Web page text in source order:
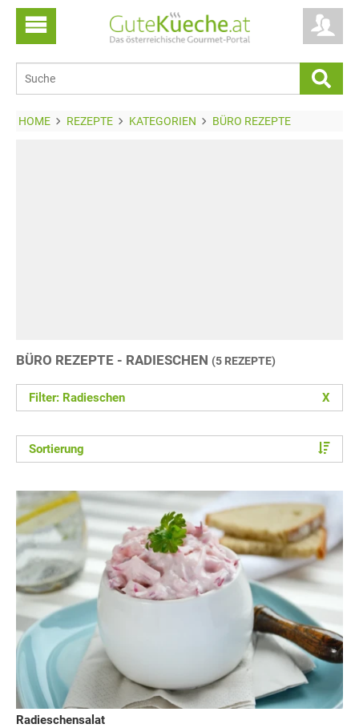
HOME REZEPTE KATEGORIEN BÜRO REZEPTE
BÜRO REZEPTE - RADIESCHEN (5 REZEPTE)
Filter: Radieschen X
Sortierung
Radieschensalat